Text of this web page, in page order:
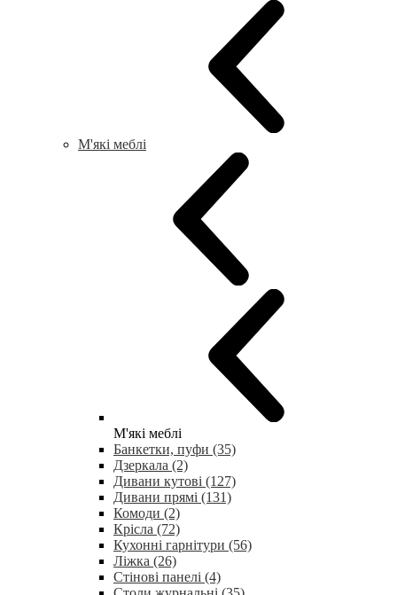
М'які меблі
М'які меблі
Банкетки, пуфи (35)
Дзеркала (2)
Дивани кутові (127)
Дивани прямі (131)
Комоди (2)
Крісла (72)
Кухонні гарнітури (56)
Ліжка (26)
Стінові панелі (4)